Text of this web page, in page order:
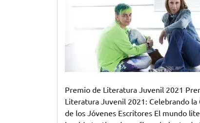
Talento
Joven:
Premio
de
Literatura
Juvenil
Premio de Literatura Juvenil 2021
Literatura Juvenil 2021: Celebrando la
de los Jóvenes Escritores El mundo